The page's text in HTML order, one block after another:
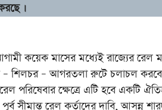
।
কয়েক মাসের মধ্যেই রাজ্যের রেল
– শিলচর – আগরতলা রুটে চলাচল করবে
পরিষেবার ক্ষেত্রে এটি হবে একটি
সীমান্ত রেল কর্তাদের দাবি, আসন্ন